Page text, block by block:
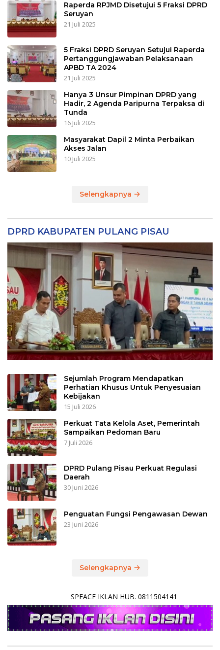
Raperda RPJMD Disetujui 5 Fraksi DPRD
Seruyan
21 Juli 2025
5 Fraksi DPRD Seruyan Setujui Raperda
Pertanggungjawaban Pelaksanaan
APBD TA 2024
21 Juli 2025
Hanya 3 Unsur Pimpinan DPRD yang
Hadir, 2 Agenda Paripurna Terpaksa di
Tunda
16 Juli 2025
Masyarakat Dapil 2 Minta Perbaikan
Akses Jalan
10 Juli 2025
Selengkapnya
DPRD KABUPATEN PULANG PISAU
Sejumlah Program Mendapatkan
Perhatian Khusus Untuk Penyesuaian
Kebijakan
15 Juli 2026
Perkuat Tata Kelola Aset, Pemerintah
Sampaikan Pedoman Baru
7 Juli 2026
DPRD Pulang Pisau Perkuat Regulasi
Daerah
30 Juni 2026
Penguatan Fungsi Pengawasan Dewan
23 Juni 2026
Selengkapnya
SPEACE IKLAN HUB. 0811504141